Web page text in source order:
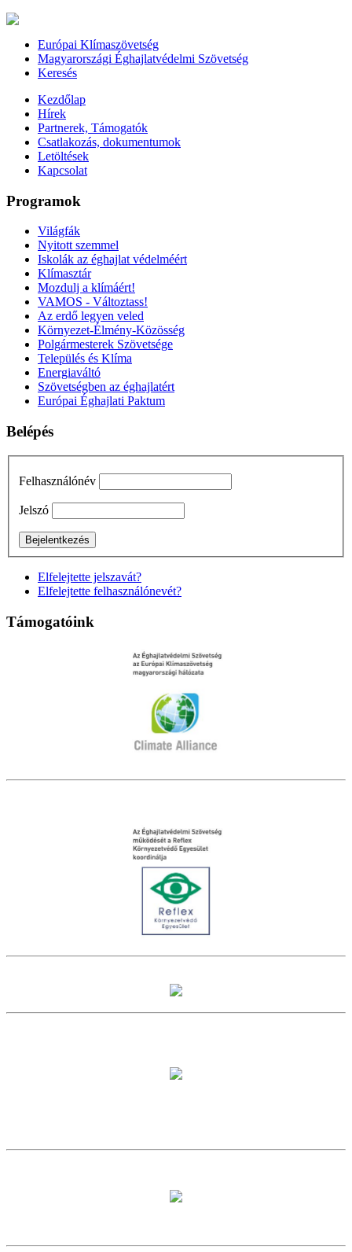
Európai Klímaszövetség
Magyarországi Éghajlatvédelmi Szövetség
Keresés
Kezdőlap
Hírek
Partnerek, Támogatók
Csatlakozás, dokumentumok
Letöltések
Kapcsolat
Programok
Világfák
Nyitott szemmel
Iskolák az éghajlat védelméért
Klímasztár
Mozdulj a klímáért!
VAMOS - Változtass!
Az erdő legyen veled
Környezet-Élmény-Közösség
Polgármesterek Szövetsége
Település és Klíma
Energiaváltó
Szövetségben az éghajlatért
Európai Éghajlati Paktum
Belépés
Felhasználónév
Jelszó
Elfelejtette jelszavát?
Elfelejtette felhasználónevét?
Támogatóink